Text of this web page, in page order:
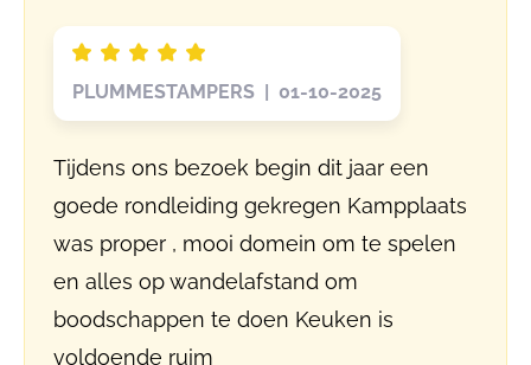
PLUMMESTAMPERS | 01-10-2025
Tijdens ons bezoek begin dit jaar een
goede rondleiding gekregen Kampplaats
was proper , mooi domein om te spelen
en alles op wandelafstand om
boodschappen te doen Keuken is
voldoende ruim